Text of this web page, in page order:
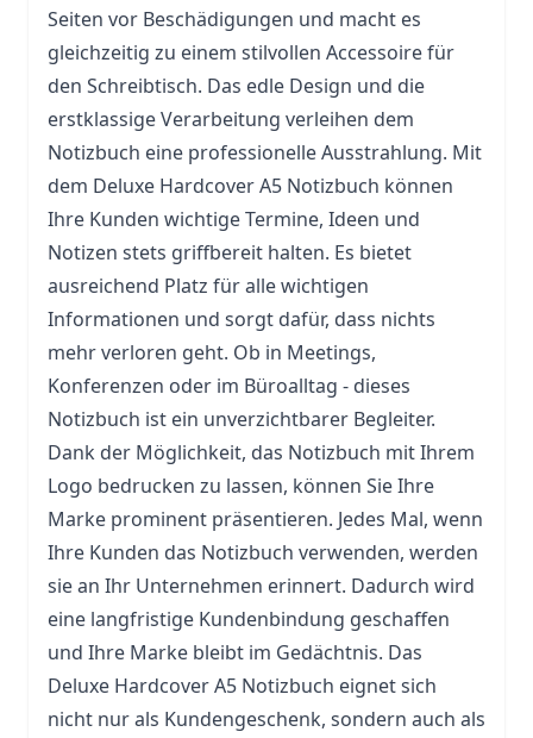
Seiten vor Beschädigungen und macht es
gleichzeitig zu einem stilvollen Accessoire für
den Schreibtisch. Das edle Design und die
erstklassige Verarbeitung verleihen dem
Notizbuch eine professionelle Ausstrahlung. Mit
dem Deluxe Hardcover A5 Notizbuch können
Ihre Kunden wichtige Termine, Ideen und
Notizen stets griffbereit halten. Es bietet
ausreichend Platz für alle wichtigen
Informationen und sorgt dafür, dass nichts
mehr verloren geht. Ob in Meetings,
Konferenzen oder im Büroalltag - dieses
Notizbuch ist ein unverzichtbarer Begleiter.
Dank der Möglichkeit, das Notizbuch mit Ihrem
Logo bedrucken zu lassen, können Sie Ihre
Marke prominent präsentieren. Jedes Mal, wenn
Ihre Kunden das Notizbuch verwenden, werden
sie an Ihr Unternehmen erinnert. Dadurch wird
eine langfristige Kundenbindung geschaffen
und Ihre Marke bleibt im Gedächtnis. Das
Deluxe Hardcover A5 Notizbuch eignet sich
nicht nur als Kundengeschenk, sondern auch als